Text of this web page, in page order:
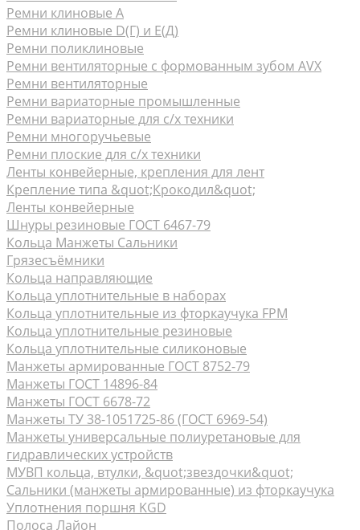
Ремни клиновые А
Ремни клиновые D(Г) и Е(Д)
Ремни поликлиновые
Ремни вентиляторные с формованным зубом AVX
Ремни вентиляторные
Ремни вариаторные промышленные
Ремни вариаторные для с/х техники
Ремни многоручьевые
Ремни плоские для с/х техники
Ленты конвейерные, крепления для лент
Крепление типа &quot;Крокодил&quot;
Ленты конвейерные
Шнуры резиновые ГОСТ 6467-79
Кольца Манжеты Сальники
Грязесъёмники
Кольца направляющие
Кольца уплотнительные в наборах
Кольца уплотнительные из фторкаучука FPM
Кольца уплотнительные резиновые
Кольца уплотнительные силиконовые
Манжеты армированные ГОСТ 8752-79
Манжеты ГОСТ 14896-84
Манжеты ГОСТ 6678-72
Манжеты ТУ 38-1051725-86 (ГОСТ 6969-54)
Манжеты универсальные полиуретановые для
гидравлических устройств
МУВП кольца, втулки, &quot;звездочки&quot;
Сальники (манжеты армированные) из фторкаучука
Уплотнения поршня KGD
Полоса Лайон